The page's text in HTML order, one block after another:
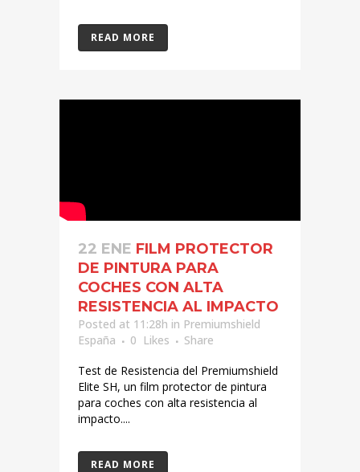
READ MORE
22 ENE FILM PROTECTOR
DE PINTURA PARA
COCHES CON ALTA
RESISTENCIA AL IMPACTO
Posted at 11:28h in Premiumshield
España
0 Likes
Share
Test de Resistencia del Premiumshield
Elite SH, un film protector de pintura
para coches con alta resistencia al
impacto....
READ MORE